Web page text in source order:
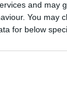
and may
You may
for below
1939.